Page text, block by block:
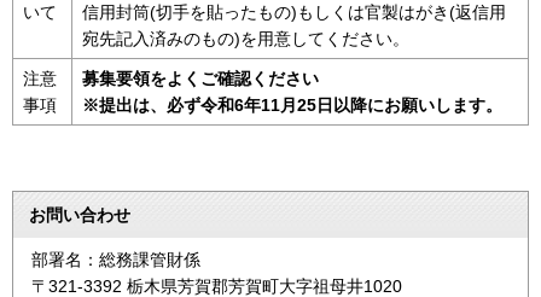
いて
信用封筒(切手を貼ったもの)もしくは官製はがき(返信用
宛先記入済みのもの)を用意してください。
注意
事項
募集要領をよくご確認ください
※提出は、必ず令和6年11月25日以降にお願いします。
お問い合わせ
部署名：総務課管財係
〒321-3392 栃木県芳賀郡芳賀町大字祖母井1020